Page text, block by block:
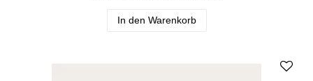
In den Warenkorb